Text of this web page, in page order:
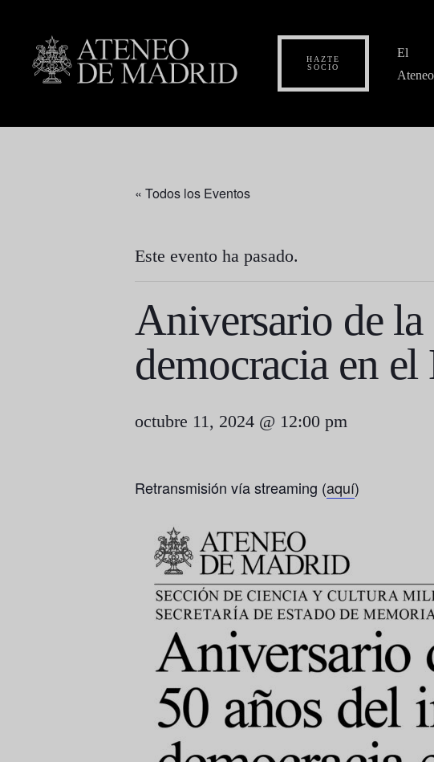
HAZTE
SOCIO
El
Ateneo
« Todos los Eventos
Este evento ha pasado.
Aniversario de
democracia en
octubre 11, 2024 @ 12:00 pm
Retransmisión vía streaming (aquí)